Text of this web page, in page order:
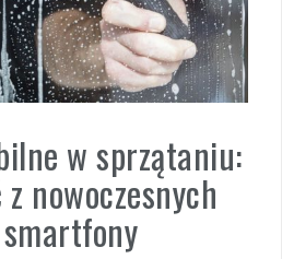
w sprzątaniu:
nowoczesnych